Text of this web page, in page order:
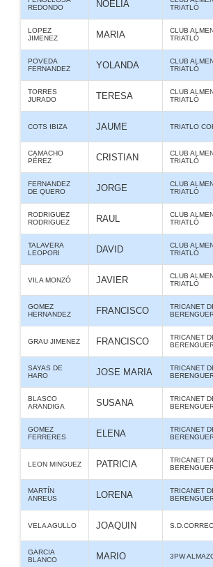
REDONDO
NOELIA
TRIATLÓ
LOPEZ
JIMENEZ
MARIA
CLUB
TRIATLÓ
POVEDA
FERNANDEZ
YOLANDA
CLUB
TRIATLÓ
TORRES
JURADO
TERESA
CLUB
TRIATLÓ
COTS IBIZA JAUME TRIATLO
CAMACHO
PÉREZ
CRISTIAN
CLUB
TRIATLÓ
FERNANDEZ
DE QUERO
JORGE
CLUB
TRIATLÓ
RODRIGUEZ
RODRIGUEZ
RAUL
CLUB
TRIATLÓ
TALAVERA
LEOPORI
DAVID
CLUB
TRIATLÓ
VILA MONZÓ JAVIER
CLUB
TRIATLÓ
GOMEZ
HERNANDEZ
FRANCISCO
TRICANET
GRAU JIMENEZ FRANCISCO
TRICANET
SAYAS DE
HARO
JOSE MARIA
TRICANET
BLASCO
ARANDIGA
SUSANA
TRICANET
GOMEZ
FERRERES
ELENA
TRICANET
LEON MINGUEZ PATRICIA
TRICANET
MARTÍN
ANREUS
LORENA
TRICANET
VELA AGULLO JOAQUIN
GARCIA
BLANCO
MARIO 3PW